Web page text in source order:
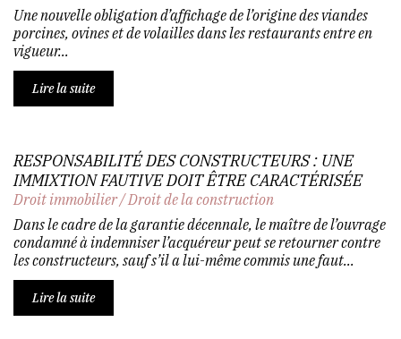
Une nouvelle obligation d’affichage de l’origine des viandes
porcines, ovines et de volailles dans les restaurants entre en
vigueur...
Lire la suite
RESPONSABILITÉ DES CONSTRUCTEURS : UNE
IMMIXTION FAUTIVE DOIT ÊTRE CARACTÉRISÉE
Droit immobilier/Droit de la construction
Dans le cadre de la garantie décennale, le maître de l’ouvrage
condamné à indemniser l’acquéreur peut se retourner contre
les constructeurs, sauf s’il a lui-même commis une faut...
Lire la suite